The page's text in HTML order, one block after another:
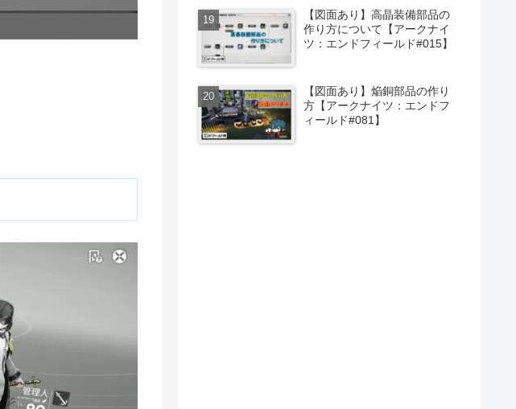
【図面あり】高晶装備部品の
作り方について【アークナイ
ツ：エンドフィールド#015】
【図面あり】焔銅部品の作り
方【アークナイツ：エンドフ
ィールド#081】